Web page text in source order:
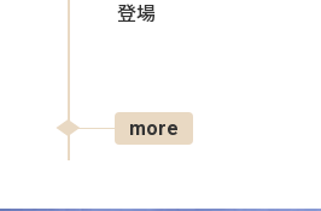
登場
more